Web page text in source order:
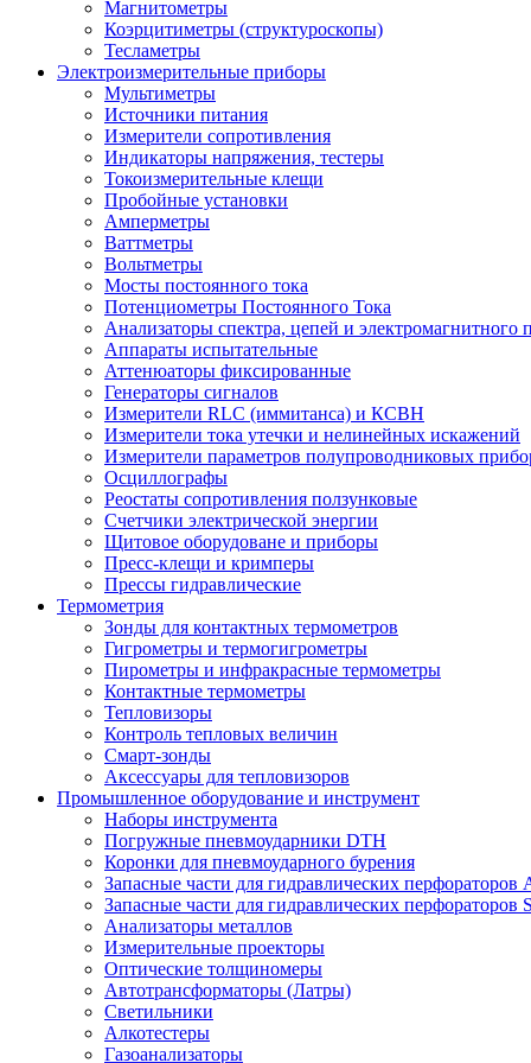
Магнитометры
Коэрцитиметры (структуроскопы)
Тесламетры
Электроизмерительные приборы
Мультиметры
Источники питания
Измерители сопротивления
Индикаторы напряжения, тестеры
Токоизмерительные клещи
Пробойные установки
Амперметры
Ваттметры
Вольтметры
Мосты постоянного тока
Потенциометры Постоянного Тока
Анализаторы спектра, цепей и электромагнитного
Аппараты испытательные
Аттенюаторы фиксированные
Генераторы сигналов
Измерители RLC (иммитанса) и КСВН
Измерители тока утечки и нелинейных искажений
Измерители параметров полупроводниковых
Осциллографы
Реостаты сопротивления ползунковые
Счетчики электрической энергии
Щитовое оборудоване и приборы
Пресс-клещи и кримперы
Прессы гидравлические
Термометрия
Зонды для контактных термометров
Гигрометры и термогигрометры
Пирометры и инфракрасные термометры
Контактные термометры
Тепловизоры
Контроль тепловых величин
Смарт-зонды
Аксессуары для тепловизоров
Промышленное оборудование и инструмент
Наборы инструмента
Погружные пневмоударники DTH
Коронки для пневмоударного бурения
Запасные части для гидравлических перфораторов
Запасные части для гидравлических перфораторов
Анализаторы металлов
Измерительные проекторы
Оптические толщиномеры
Автотрансформаторы (Латры)
Светильники
Алкотестеры
Газоанализаторы